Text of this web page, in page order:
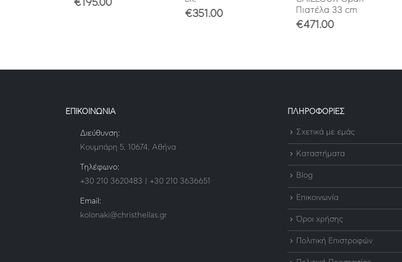
195.00
351.00
Πιατέλα 33 cm
471.00
ΕΠΙΚΟΙΝΩΝΙΑ
Διεύθυνση:
Κουμπάρη 5, 10674, Αθήνα
Τηλέφωνο:
+30 210 3620483 | +30 210 3636651
Email:
kolonaki@christhellas.gr
ΠΛΗΡΟΦΟΡΙΕΣ
Σχετικά με εμάς
Καταστήματα
Blog
Επικοινωνία
Όροι χρήσης
Πολιτική Επιστροφών